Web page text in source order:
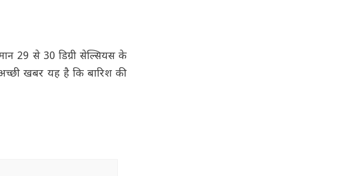
29 से 30 डिग्री सेल्सियस के
खबर यह है कि बारिश की